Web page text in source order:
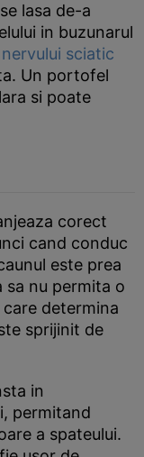
lasa de-a
in buzunarul
nervului sciatic
Un portofel
si poate
corect
cand conduc
este prea
sa nu permita o
determina
sprijinit de
in
permitand
a spateului.